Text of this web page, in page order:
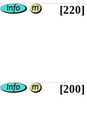
[220]
[200]